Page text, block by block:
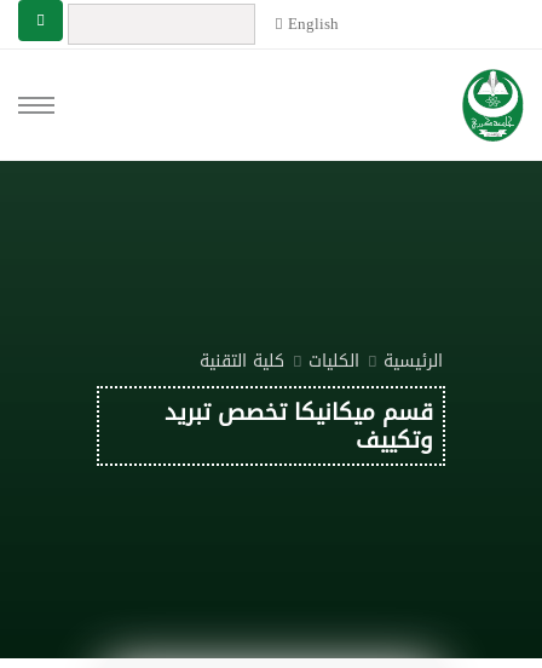
English
الرئيسية الكليات كلية التقنية
قسم ميكانيكا تخصص تبريد
وتكييف